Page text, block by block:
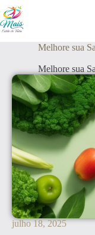
Melhore sua
Melhore sua
julho 18, 2025